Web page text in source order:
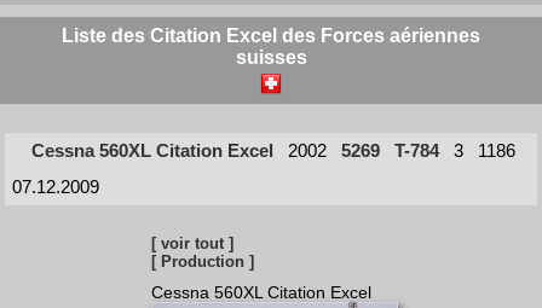
Liste des Citation Excel des Forces aériennes
suisses
Cessna 560XL Citation Excel 2002 5269 T-784 3
1186
07.12.2009
[ voir tout ]
[ Production ]
Cessna 560XL Citation Excel